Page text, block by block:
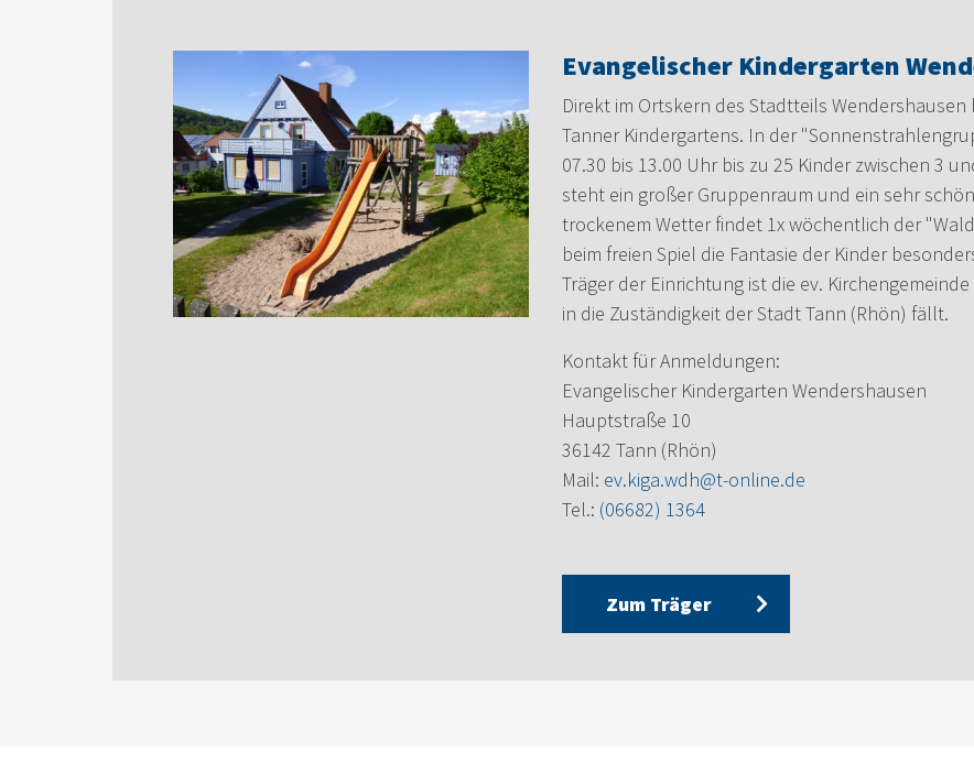
Evangelischer Kindergarten
Direkt im Ortskern des Stadtteils
Tanner Kindergartens. In der
07.30 bis 13.00 Uhr bis zu 25 Kinder zwischen 3
steht ein großer Gruppenraum und ein sehr
trockenem Wetter findet 1x wöchentlich der
beim freien Spiel die Fantasie der Kinder
Träger der Einrichtung ist die ev.
in die Zuständigkeit der Stadt Tann (Rhön) fällt.
Kontakt für Anmeldungen:
Evangelischer Kindergarten Wendershausen
Hauptstraße 10
36142 Tann (Rhön)
Mail: ev.kiga.wdh@t-online.de
Tel.: (06682) 1364
Zum Träger